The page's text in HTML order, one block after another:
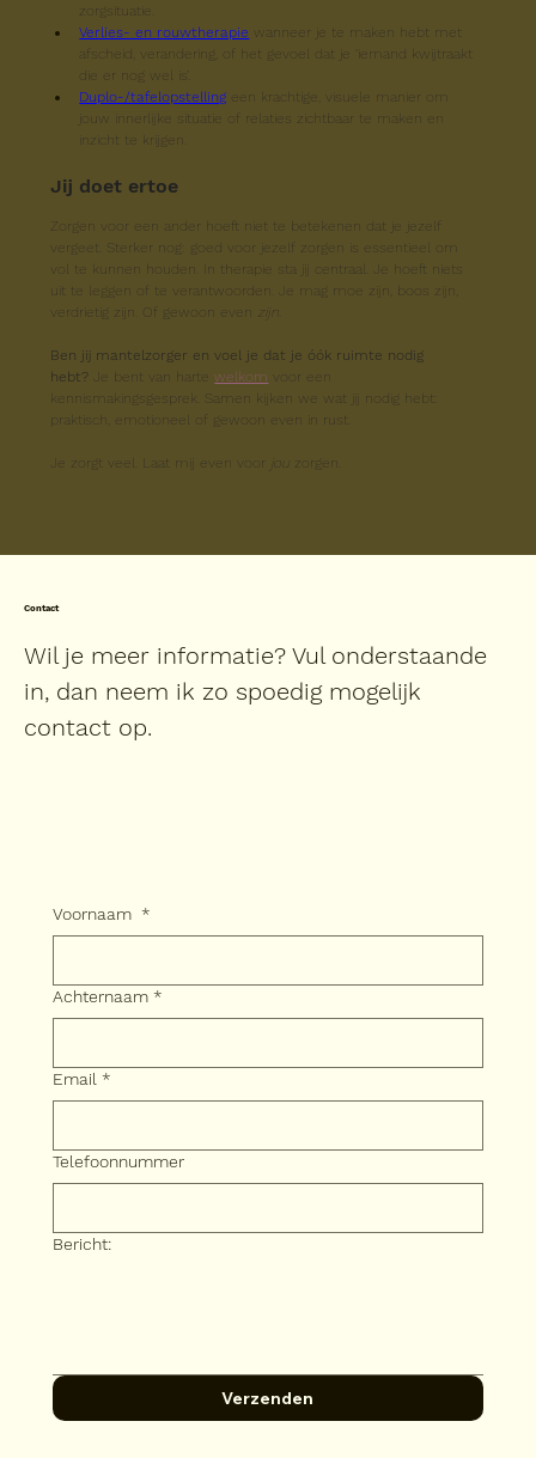
zorgsituatie.
Verlies- en rouwtherapie wanneer je te maken hebt met
afscheid, verandering, of het gevoel dat je ‘iemand kwijtraakt
die er nog wel is’.
Duplo-/tafelopstelling een krachtige, visuele manier om
jouw innerlijke situatie of relaties zichtbaar te maken en
inzicht te krijgen.
Jij doet ertoe
Zorgen voor een ander hoeft niet te betekenen dat je jezelf
vergeet. Sterker nog: goed voor jezelf zorgen is essentieel om
vol te kunnen houden. In therapie sta jij centraal. Je hoeft niets
uit te leggen of te verantwoorden. Je mag moe zijn, boos zijn,
verdrietig zijn. Of gewoon even
zijn
Ben jij mantelzorger en voel je dat je óók ruimte nodig
hebt?
Je bent van harte welkom voor een
kennismakingsgesprek. Samen kijken we wat jij nodig hebt:
praktisch, emotioneel of gewoon even in rust.
Je zorgt veel. Laat mij even voor zorgen.
Contact
Wil je meer informatie? Vul onderstaande
in, dan neem ik zo spoedig mogelijk
contact op.
Voornaam *
Achternaam *
Email *
Telefoonnummer
Bericht:
Verzenden